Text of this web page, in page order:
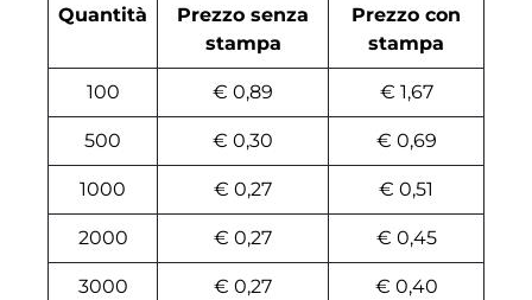
Quantità
Prezzo senza
stampa
Prezzo con
stampa
100 € 0,89 € 1,67
500 € 0,30 € 0,69
1000 € 0,27 € 0,51
2000 € 0,27 € 0,45
3000 € 0,27 € 0,40